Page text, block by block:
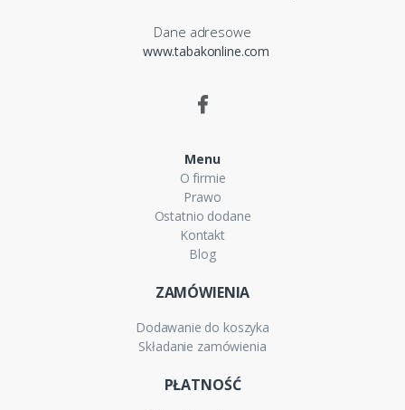
Dane adresowe
www.tabakonline.com
Menu
O firmie
Prawo
Ostatnio dodane
Kontakt
Blog
ZAMÓWIENIA
Dodawanie do koszyka
Składanie zamówienia
PŁATNOŚĆ